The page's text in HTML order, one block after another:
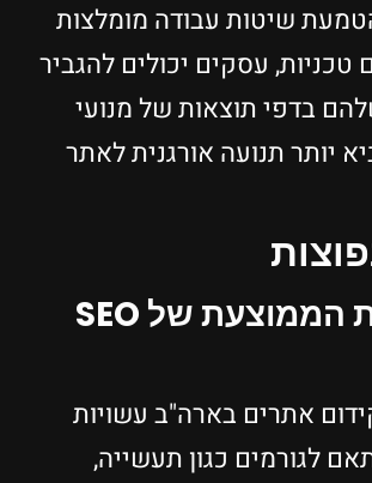
שיטות עבודה מומלצות
טכניות, עסקים יכולים להגביר
בדפי תוצאות של מנועי
יותר תנועה אורגנית לאתר
מהי העלות הממוצעת של SEO
אתרים בארה"ב עשויות
לגורמים כגון תעשייה,